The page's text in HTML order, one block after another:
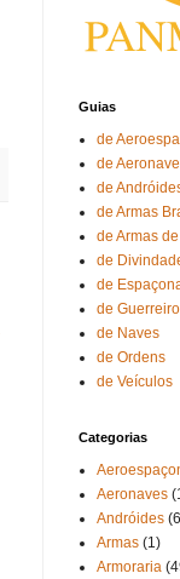
Guias
de
de
de
de Armas
de Armas
de
de
de
de Naves
de Ordens
de Veículos
Categorias
Aeronaves
Andróides
Armas (1)
Armoraria